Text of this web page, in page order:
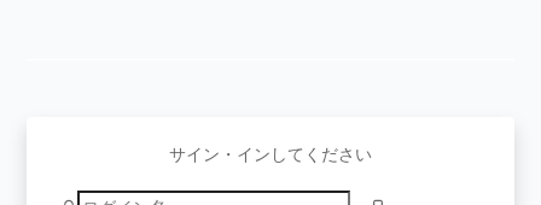
サイン・インしてください